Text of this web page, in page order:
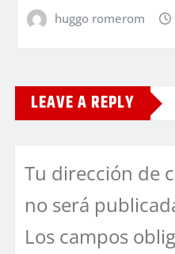
huggo romerom
LEAVE A REPLY
Tu dirección de
no será
Los campos